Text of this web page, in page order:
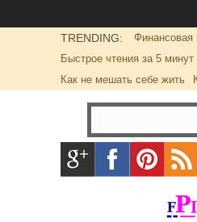
TRENDING:
Финансовая
Быстрое чтения за 5 минут
Как не мешать себе жить